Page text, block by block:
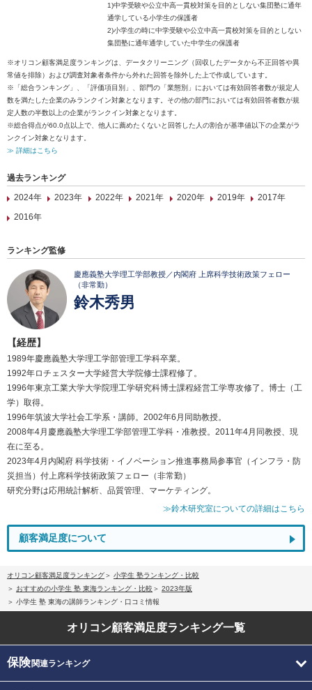
1)中学受験や公立中高一貫校対策を目的としない集団塾に通年
通学している小学生の保護者
2)小学生の時に中学受験や公立中高一貫校対策を目的としない
集団塾に通年通学していた中学生の保護者
※オリコン顧客満足度ランキングは、データクリーニング（回収したデータから不正回答や異
常値を排除）および調査対象者条件から外れた回答を除外した上で作成しています。
※「総合ランキング」、「評価項目別」、部門の「業態別」においては有効回答者数が規定人
数を満たした企業のみランクイン対象となります。その他の部門においては有効回答者数が規
定人数の半数以上の企業がランクイン対象となります。
※総合得点が60.0点以上で、他人に薦めたくないと回答した人の割合が基準値以下の企業がラ
ンクイン対象となります。
≫ 詳細はこちら
過去ランキング
2024年
2023年 2022年 2021年 2020年 2019年
2017年
2016年
ランキング監修
慶應義塾大学理工学部教授／内閣府 上席科学技術政策フェロー
（非常勤）
鈴木秀男
【経歴】
1989年慶應義塾大学理工学部管理工学科卒業。
1992年ロチェスター大学経営大学院修士課程修了。
1996年東京工業大学大学院理工学研究科博士課程経営工学専攻修了。博士（工
学）取得。
1996年筑波大学社会工学系・講師。2002年6月同助教授。
2008年4月慶應義塾大学理工学部管理工学科・准教授。2011年4月同教授、現
在に至る。
2023年4月内閣府 科学技術・イノベーション推進事務局参事官（インフラ・防
災担当）付上席科学技術政策フェロー（非常勤）
研究分野は応用統計解析、品質管理、マーケティング。
≫鈴木研究室についての詳細はこちら
顧客満足度について
オリコン顧客満足度ランキング
小学生 塾ランキング・比較
おすすめの小学生 塾 東海ランキング・比較
2023年版
小学生 塾 東海の講師ランキング・口コミ情報
オリコン顧客満足度ランキング一覧
保険関連ランキング